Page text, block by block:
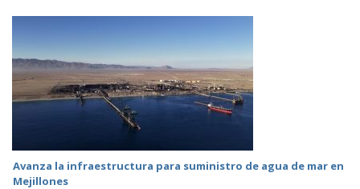
Avanza la infraestructura para suministro de agua de mar en
Mejillones